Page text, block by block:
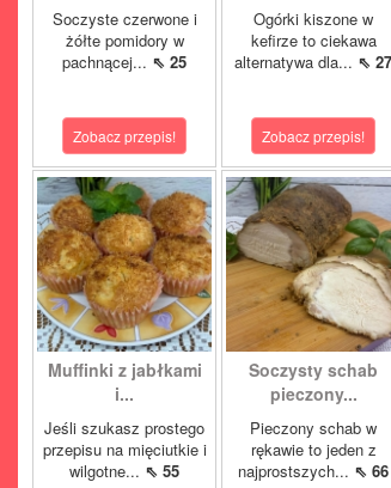
Soczyste czerwone i
żółte pomidory w
pachnącej... ⇖ 25
Zobacz przepis!
Ogórki kiszone w
kefirze to ciekawa
alternatywa dla... ⇖ 27
Zobacz przepis!
Muffinki z jabłkami
i...
Jeśli szukasz prostego
przepisu na mięciutkie i
wilgotne... ⇖ 55
Soczysty schab
pieczony...
Pieczony schab w
rękawie to jeden z
najprostszych... ⇖ 66